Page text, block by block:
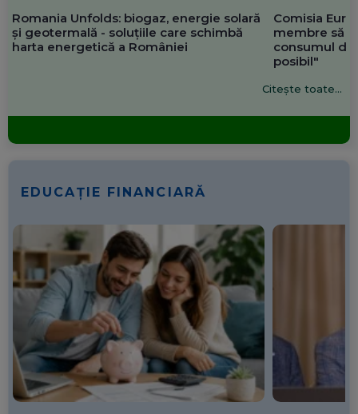
Romania Unfolds: biogaz, energie solară
și geotermală - soluțiile care schimbă
harta energetică a României
Comisia
membre să
consumul de
posibil"
Citește toate...
EDUCAȚIE FINANCIARĂ